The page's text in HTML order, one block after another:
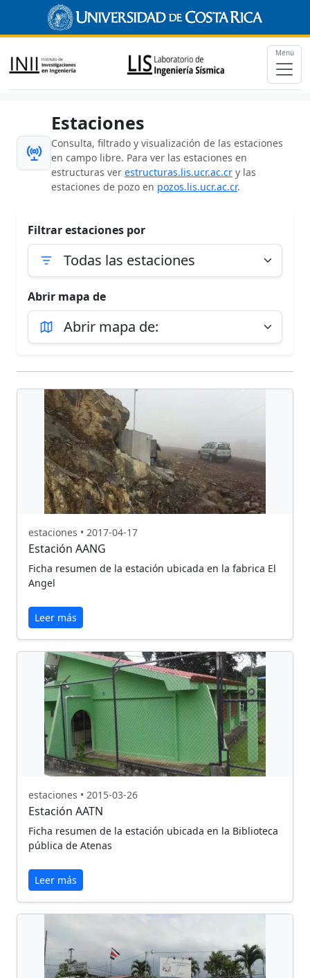
Menú
Estaciones
Consulta, filtrado y visualización de las estaciones
en campo libre. Para ver las estaciones en
estructuras ver estructuras.lis.ucr.ac.cr y las
estaciones de pozo en pozos.lis.ucr.ac.cr.
Filtrar estaciones por
Abrir mapa de
estaciones • 2017-04-17
Estación AANG
Ficha resumen de la estación ubicada en la fabrica El
Angel
Leer más
estaciones • 2015-03-26
Estación AATN
Ficha resumen de la estación ubicada en la Biblioteca
pública de Atenas
Leer más